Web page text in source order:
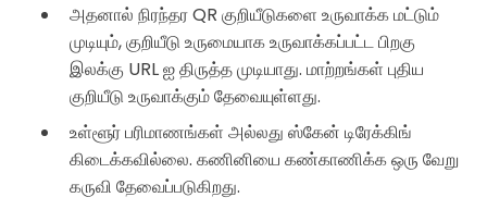
அதனால் நிரந்தர QR குறியீடுகளை உருவாக்க மட்டும்
முடியும், குறியீடு உருமையாக உருவாக்கப்பட்ட பிறகு
இலக்கு URL ஐ திருத்த முடியாது. மாற்றங்கள் புதிய
குறியீடு உருவாக்கும் தேவையுள்ளது.
உள்ளூர் பரிமாணங்கள் அல்லது ஸ்கேன் டிரேக்கிங்
கிடைக்கவில்லை. கணினியை கண்காணிக்க ஒரு வேறு
கருவி தேவைப்படுகிறது.